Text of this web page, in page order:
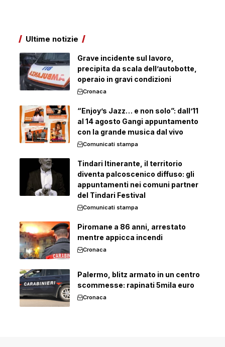
Ultime notizie
Grave incidente sul lavoro,
precipita da scala dell’autobotte,
operaio in gravi condizioni
Cronaca
“Enjoy’s Jazz… e non solo”: dall’11
al 14 agosto Gangi appuntamento
con la grande musica dal vivo
Comunicati stampa
Tindari Itinerante, il territorio
diventa palcoscenico diffuso: gli
appuntamenti nei comuni partner
del Tindari Festival
Comunicati stampa
Piromane a 86 anni, arrestato
mentre appicca incendi
Cronaca
Palermo, blitz armato in un centro
scommesse: rapinati 5mila euro
Cronaca